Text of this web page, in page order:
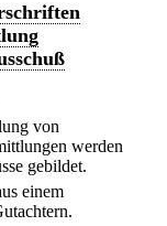
von
werden
gebildet.
einem